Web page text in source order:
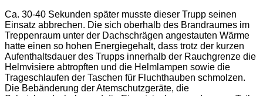
Ca. 30-40 Sekunden später musste dieser Trupp seinen
Einsatz abbrechen. Die sich oberhalb des Brandraumes im
Treppenraum unter der Dachschrägen angestauten Wärme
hatte einen so hohen Energiegehalt, dass trotz der kurzen
Aufenthaltsdauer des Trupps innerhalb der Rauchgrenze die
Helmvisiere abtropften und die Helmlampen sowie die
Trageschlaufen der Taschen für Fluchthauben schmolzen.
Die Bebänderung der Atemschutzgeräte, die